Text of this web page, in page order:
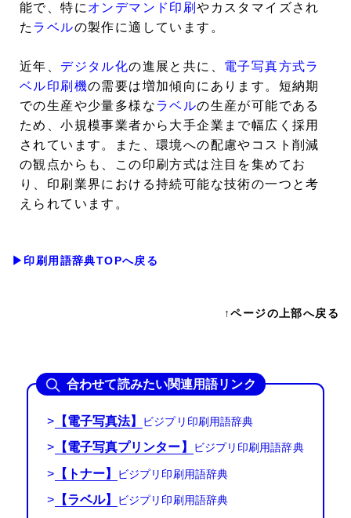
能で、特に オンデマンド印刷やカスタマイズされ
た ラベルの製作に適しています。
近年、 デジタル化の進展と共に、 電子写真方式ラ
ベル印刷機の需要は増加傾向にあります。短納期
での生産や少量多様なラベルの生産が可能である
ため、小規模事業者から大手企業まで幅広く採用
されています。また、環境への配慮やコスト削減
の観点からも、この印刷方式は注目を集めてお
り、印刷業界における持続可能な技術の一つと考
えられています。
▶印刷用語辞典TOPへ戻る
↑ページの上部へ戻る
合わせて読みたい関連用語リンク
> 【電子写真法】
> 【電子写真プリンター】
> 【トナー】
> 【ラベル】